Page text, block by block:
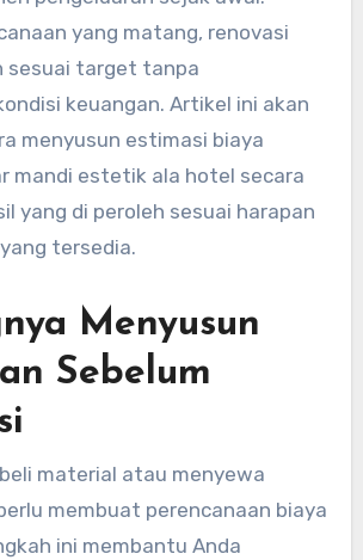
yang matang, renovasi
sesuai target tanpa
keuangan. Artikel ini akan
menyusun estimasi biaya
mandi estetik ala hotel secara
yang di peroleh sesuai harapan
tersedia.
Menyusun
Sebelum
material atau menyewa
membuat perencanaan biaya
ini membantu Anda